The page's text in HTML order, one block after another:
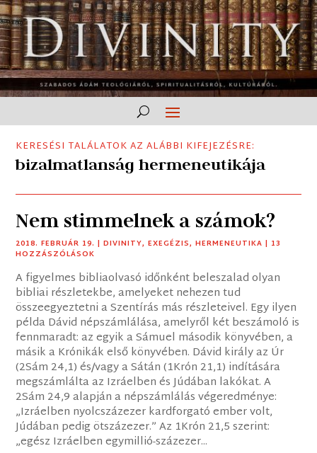
KERESÉSI TALÁLATOK AZ ALÁBBI KIFEJEZÉSRE:
bizalmatlanság hermeneutikája
Nem stimmelnek a számok?
2018. FEBRUÁR 19. |DIVINITY,EXEGÉZIS,HERMENEUTIKA | 13
HOZZÁSZÓLÁSOK
A figyelmes bibliaolvasó időnként beleszalad olyan
bibliai részletekbe, amelyeket nehezen tud
összeegyeztetni a Szentírás más részleteivel. Egy ilyen
példa Dávid népszámlálása, amelyről két beszámoló is
fennmaradt: az egyik a Sámuel második könyvében, a
másik a Krónikák első könyvében. Dávid király az Úr
(2Sám 24,1) és/vagy a Sátán (1Krón 21,1) indítására
megszámlálta az Izráelben és Júdában lakókat. A
2Sám 24,9 alapján a népszámlálás végeredménye:
„Izráelben nyolcszázezer kardforgató ember volt,
Júdában pedig ötszázezer.” Az 1Krón 21,5 szerint:
„egész Izráelben egymillió-százezer...